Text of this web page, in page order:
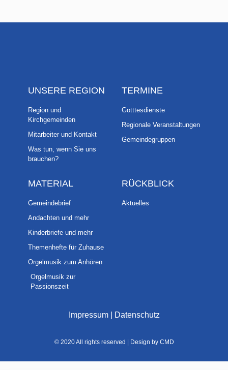
UNSERE REGION
Region und
Kirchgemeinden
Mitarbeiter und Kontakt
Was tun, wenn Sie uns
brauchen?
TERMINE
Gotttesdienste
Regionale Veranstaltungen
Gemeindegruppen
MATERIAL
Gemeindebrief
Andachten und mehr
Kinderbriefe und mehr
Themenhefte für Zuhause
Orgelmusik zum Anhören
Orgelmusik zur
Passionszeit
RÜCKBLICK
Aktuelles
Impressum| Datenschutz
© 2020 All rights reserved | Design by CMD